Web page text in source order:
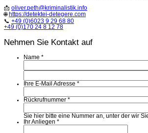
📩 oliver.peth@kriminalistik.info
🌐 https://detektei-detegere.com
📞 +49 (0)6023 9 29 68 80
+49 (0)170 24 8 12 78
Nehmen Sie Kontakt auf
Name *
Ihre E-Mail Adresse *
Rückrufnummer *
Sie hier bitte eine Nummer an, unter der wir
Ihr Anliegen *